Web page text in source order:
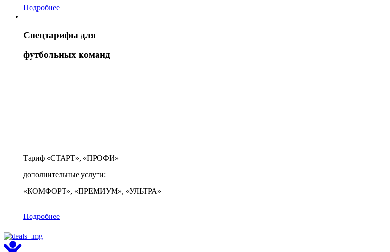
Подробнее
Спецтарифы для
футбольных команд
Тариф «СТАРТ», «ПРОФИ»
дополнительные услуги:
«КОМФОРТ», «ПРЕМИУМ», «УЛЬТРА».
Подробнее